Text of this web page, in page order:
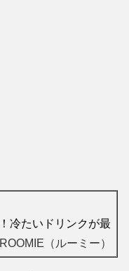
冷たいドリンクが最
（ルーミー）